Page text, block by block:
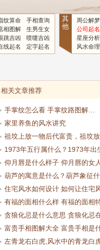
纹算命
手相查询
相图解
生男生女
跳吉凶
喷嚏吉凶
线起名
定字起名
其
他
周公解梦
公司起名
星座分析
风水命理
相关文章推荐
手掌纹怎么看 手掌纹路图解…
家里养鱼的风水讲究
祖坟上放一物后代富贵，祖坟
1973年五行属什么？1973年出
仰月唇是什么样子 仰月唇的女
葫芦的寓意是什么？葫芦象征
住宅风水如何设计 如何让住宅
有福的面相什么样 有福的面相
贪狼化忌是什么意思 贪狼化忌
富贵手相图解大全 富贵手相是
左青龙右白虎,风水中的青龙白